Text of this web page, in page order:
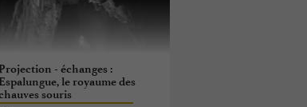
Projection - échanges :
Espalungue, le royaume des
souris